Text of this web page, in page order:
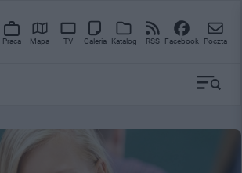
Praca Mapa TV Galeria Katalog RSS Facebook Poczta